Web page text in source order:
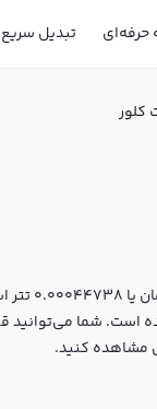
حرفه‌ای تبدیل سریع
کلور
کپ آن به 4,055,650 دلار رسیده
مشاهده کنید.